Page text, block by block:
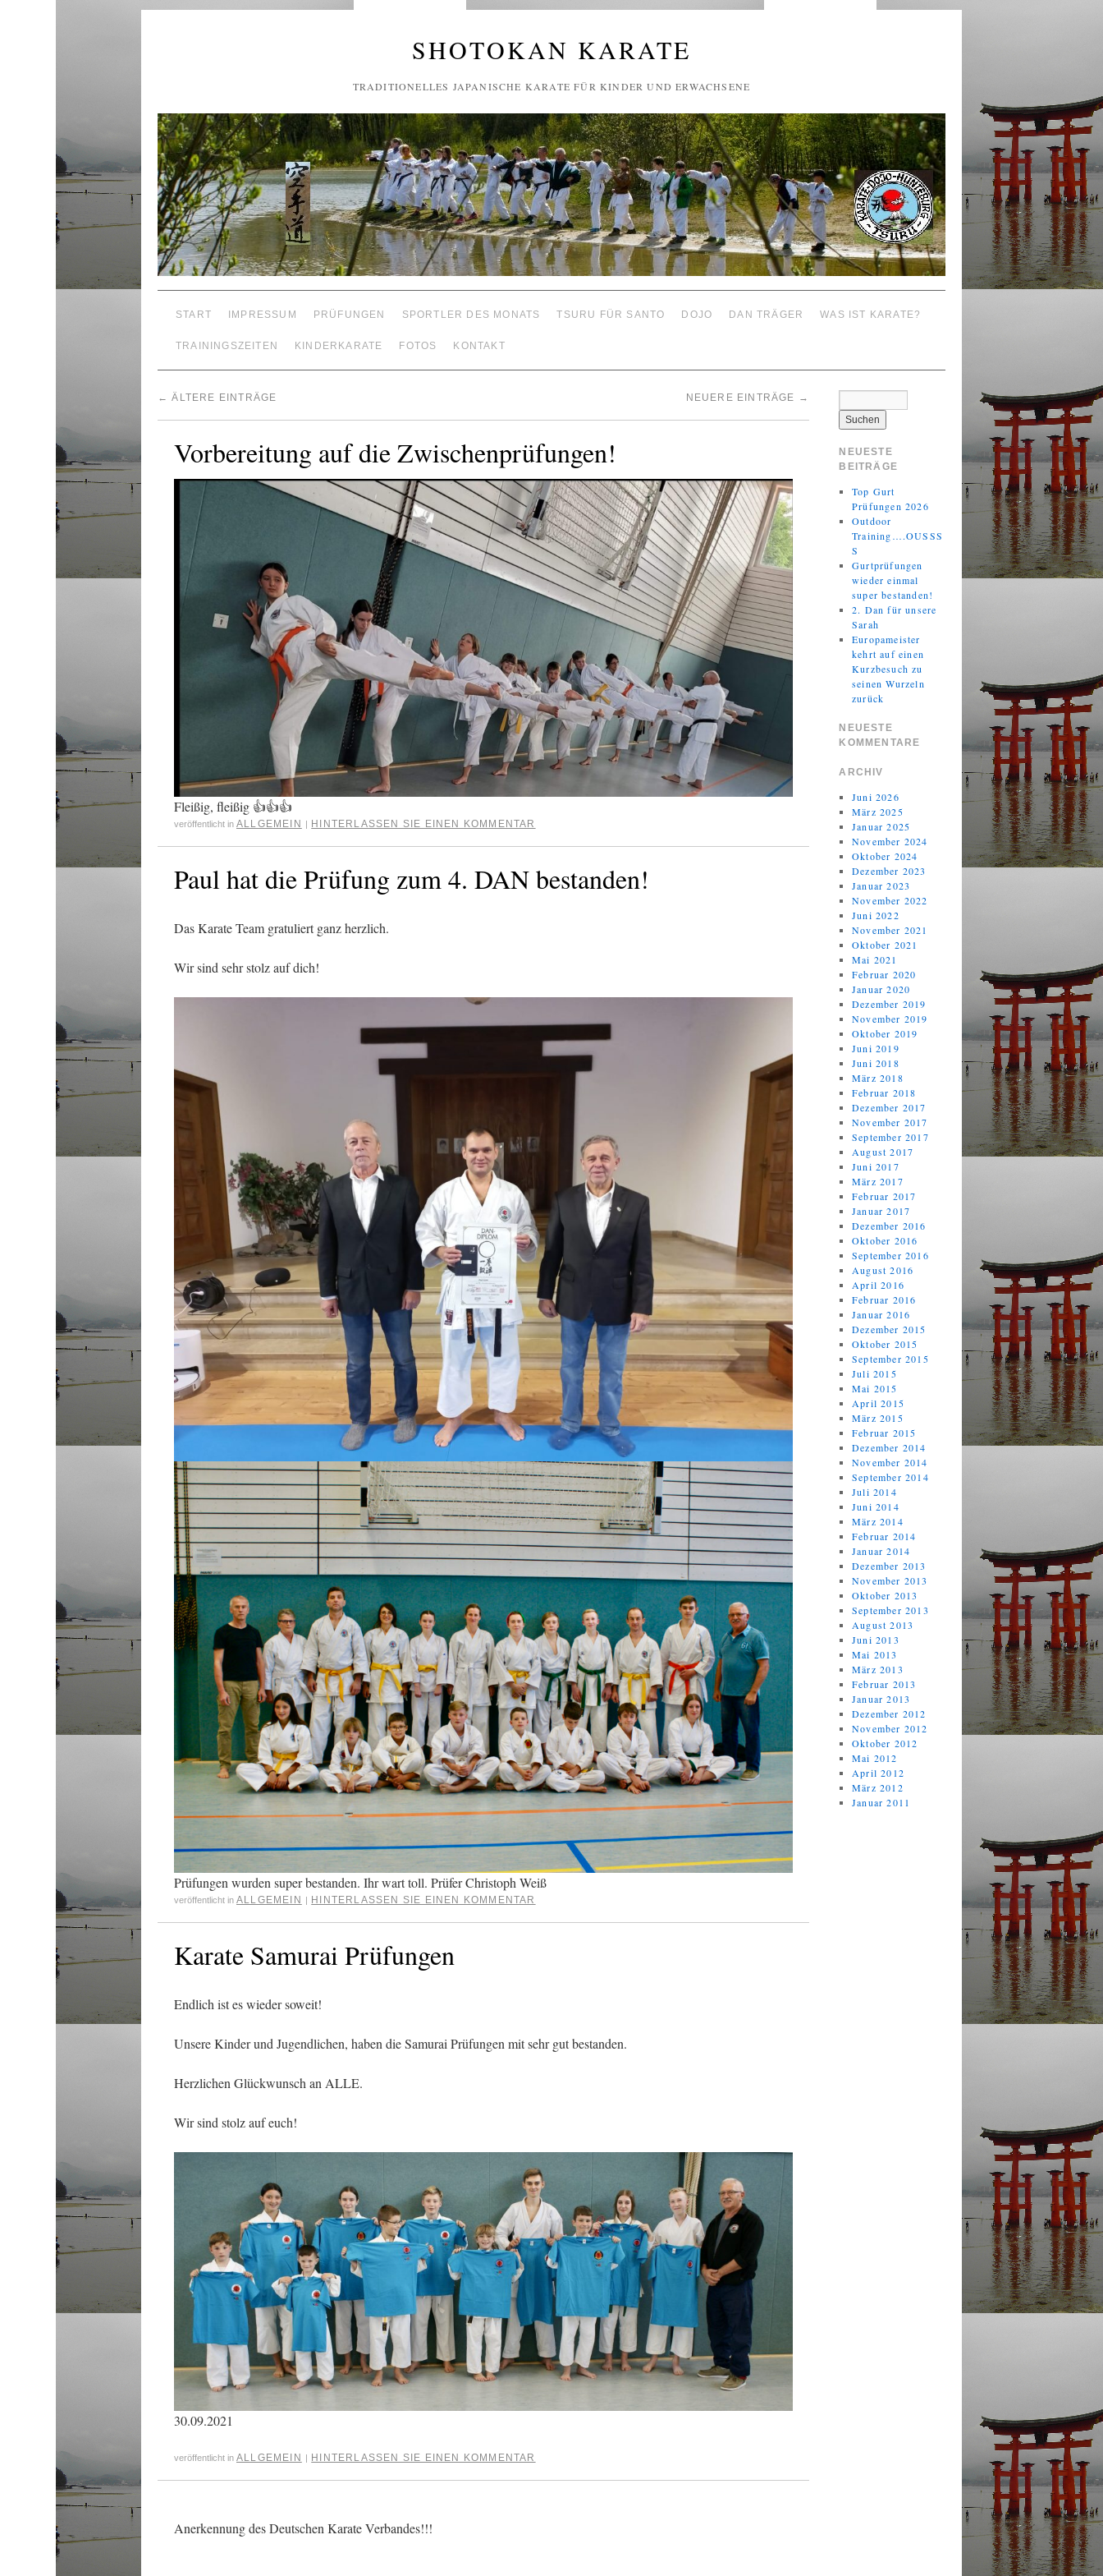
SHOTOKAN KARATE
TRADITIONELLES JAPANISCHE KARATE FÜR KINDER UND ERWACHSENE
START IMPRESSUM PRÜFUNGEN SPORTLER DES MONATS TSURU FÜR SANTO DOJO DAN TRÄGER WAS IST KARATE?
TRAININGSZEITEN KINDERKARATE FOTOS KONTAKT
← ÄLTERE EINTRÄGE NEUERE EINTRÄGE →
Vorbereitung auf die Zwischenprüfungen!
Fleißig, fleißig 👍👍👍
veröffentlicht in ALLGEMEIN | HINTERLASSEN SIE EINEN KOMMENTAR
Paul hat die Prüfung zum 4. DAN bestanden!
Das Karate Team gratuliert ganz herzlich.
Wir sind sehr stolz auf dich!
Prüfungen wurden super bestanden. Ihr wart toll. Prüfer Christoph Weiß
veröffentlicht in ALLGEMEIN HINTERLASSEN SIE EINEN KOMMENTAR
Karate Samurai Prüfungen
Endlich ist es wieder soweit!
Unsere Kinder und Jugendlichen, haben die Samurai Prüfungen mit sehr gut bestanden.
Herzlichen Glückwunsch an ALLE.
Wir sind stolz auf euch!
30.09.2021
veröffentlicht in ALLGEMEIN | HINTERLASSEN SIE EINEN KOMMENTAR
Anerkennung des Deutschen Karate Verbandes!!!
NEUESTE
BEITRÄGE
Top Gurt
Prüfungen 2026
Outdoor
Training….OUSSS
S
Gurtprüfungen
wieder einmal
super bestanden!
2. Dan für unsere
Sarah
Europameister
kehrt auf einen
Kurzbesuch zu
seinen Wurzeln
zurück
NEUESTE
KOMMENTARE
ARCHIV
Juni 2026
März 2025
Januar 2025
November 2024
Oktober 2024
Dezember 2023
Januar 2023
November 2022
Juni 2022
November 2021
Oktober 2021
Mai 2021
Februar 2020
Januar 2020
Dezember 2019
November 2019
Oktober 2019
Juni 2019
Juni 2018
März 2018
Februar 2018
Dezember 2017
November 2017
September 2017
August 2017
Juni 2017
März 2017
Februar 2017
Januar 2017
Dezember 2016
Oktober 2016
September 2016
August 2016
April 2016
Februar 2016
Januar 2016
Dezember 2015
Oktober 2015
September 2015
Juli 2015
Mai 2015
April 2015
März 2015
Februar 2015
Dezember 2014
November 2014
September 2014
Juli 2014
Juni 2014
März 2014
Februar 2014
Januar 2014
Dezember 2013
November 2013
Oktober 2013
September 2013
August 2013
Juni 2013
Mai 2013
März 2013
Februar 2013
Januar 2013
Dezember 2012
November 2012
Oktober 2012
Mai 2012
April 2012
März 2012
Januar 2011